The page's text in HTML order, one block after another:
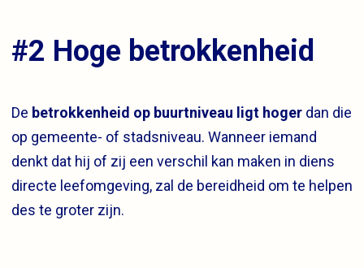
#2 Hoge betrokkenheid
De betrokkenheid op buurtniveau ligt hoger dan die
op gemeente- of stadsniveau. Wanneer iemand
denkt dat hij of zij een verschil kan maken in diens
directe leefomgeving, zal de bereidheid om te helpen
des te groter zijn.